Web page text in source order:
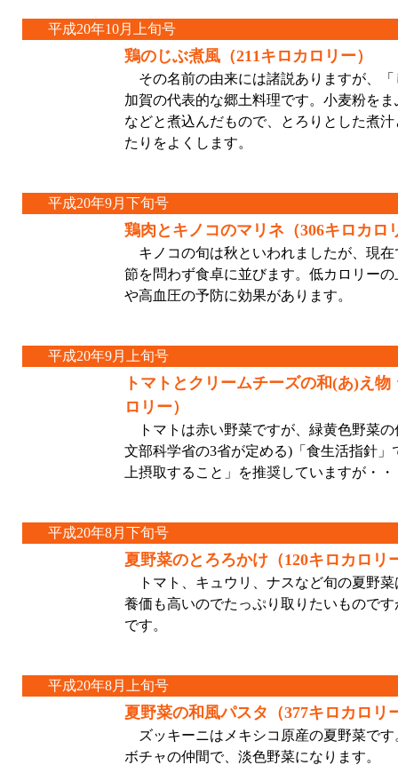
平成20年10月上旬号
鶏のじぶ煮風（211キロカロリー）
その名前の由来には諸説ありますが、
加賀の代表的な郷土料理です。小麦粉を
などと煮込んだもので、とろりとした煮
たりをよくします。
平成20年9月下旬号
鶏肉とキノコのマリネ（306キロカロ
キノコの旬は秋といわれましたが、現
節を問わず食卓に並びます。低カロリー
や高血圧の予防に効果があります。
平成20年9月上旬号
トマトとクリームチーズの和(あ)え
ロリー）
トマトは赤い野菜ですが、緑黄色野菜
文部科学省の3省が定める)「食生活指針
上摂取すること」を推奨していますが・・
平成20年8月下旬号
夏野菜のとろろかけ（120キロカロリ
トマト、キュウリ、ナスなど旬の夏野
養価も高いのでたっぷり取りたいもので
です。
平成20年8月上旬号
夏野菜の和風パスタ（377キロカロリ
ズッキーニはメキシコ原産の夏野菜で
ボチャの仲間で、淡色野菜になります。